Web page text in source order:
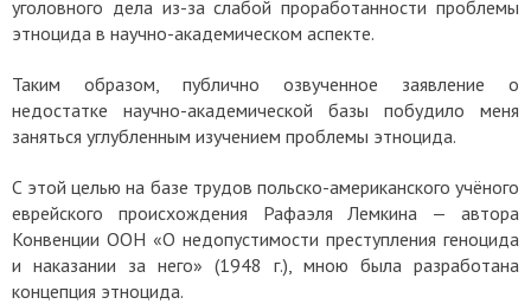
уголовного дела из-за слабой проработанности проблемы
этноцида в научно-академическом аспекте.
Таким образом, публично озвученное заявление о
недостатке научно-академической базы побудило меня
заняться углубленным изучением проблемы этноцида.
С этой целью на базе трудов польско-американского учёного
еврейского происхождения Рафаэля Лемкина — автора
Конвенции ООН «О недопустимости преступления геноцида
и наказании за него» (1948 г.), мною была разработана
концепция этноцида.